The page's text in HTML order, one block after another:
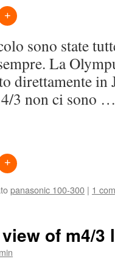
sono state
La
direttamente in
3 non ci sono
panasonic 100-300 | 1
of m4/3